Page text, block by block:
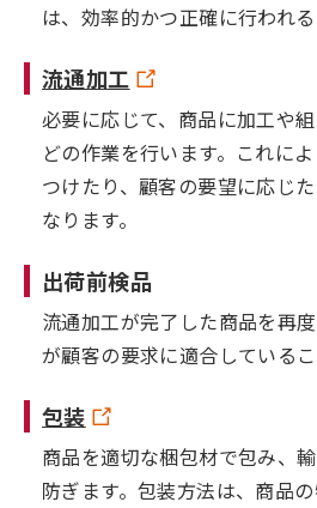
は、効率的かつ正確に行われる
流通加工
必要に応じて、商品に加工や
どの作業を行います。これに
つけたり、顧客の要望に応じ
なります。
出荷前検品
流通加工が完了した商品を再
が顧客の要求に適合しているこ
包装
商品を適切な梱包材で包み、
防ぎます。包装方法は、商品